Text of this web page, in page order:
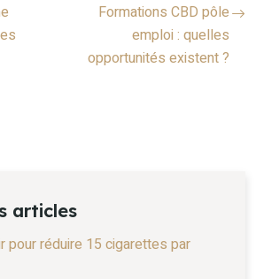
Formations CBD pôle
emploi : quelles
opportunités existent ?
articles
pour réduire 15 cigarettes par